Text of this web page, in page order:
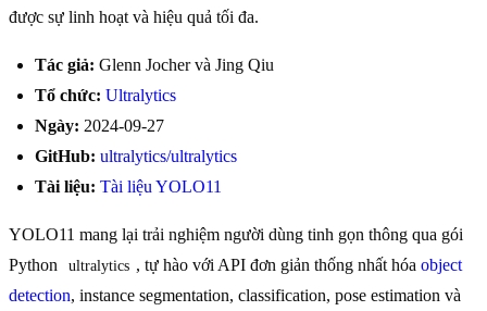
được sự linh hoạt và hiệu quả tối đa.
Tác giả: Glenn Jocher và Jing Qiu
Tổ chức: Ultralytics
Ngày: 2024-09-27
GitHub: ultralytics/ultralytics
Tài liệu: Tài liệu YOLO11
YOLO11 mang lại trải nghiệm người dùng tinh gọn thông qua gói
Python
ultralytics , tự hào với API đơn giản thống nhất hóa object
detection, instance segmentation, classification, pose estimation và